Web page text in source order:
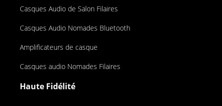
Casques Audio de Salon Filaires
Casques Audio Nomades Bluetooth
Amplificateurs de casque
Casques audio Nomades Filaires
Haute Fidélité